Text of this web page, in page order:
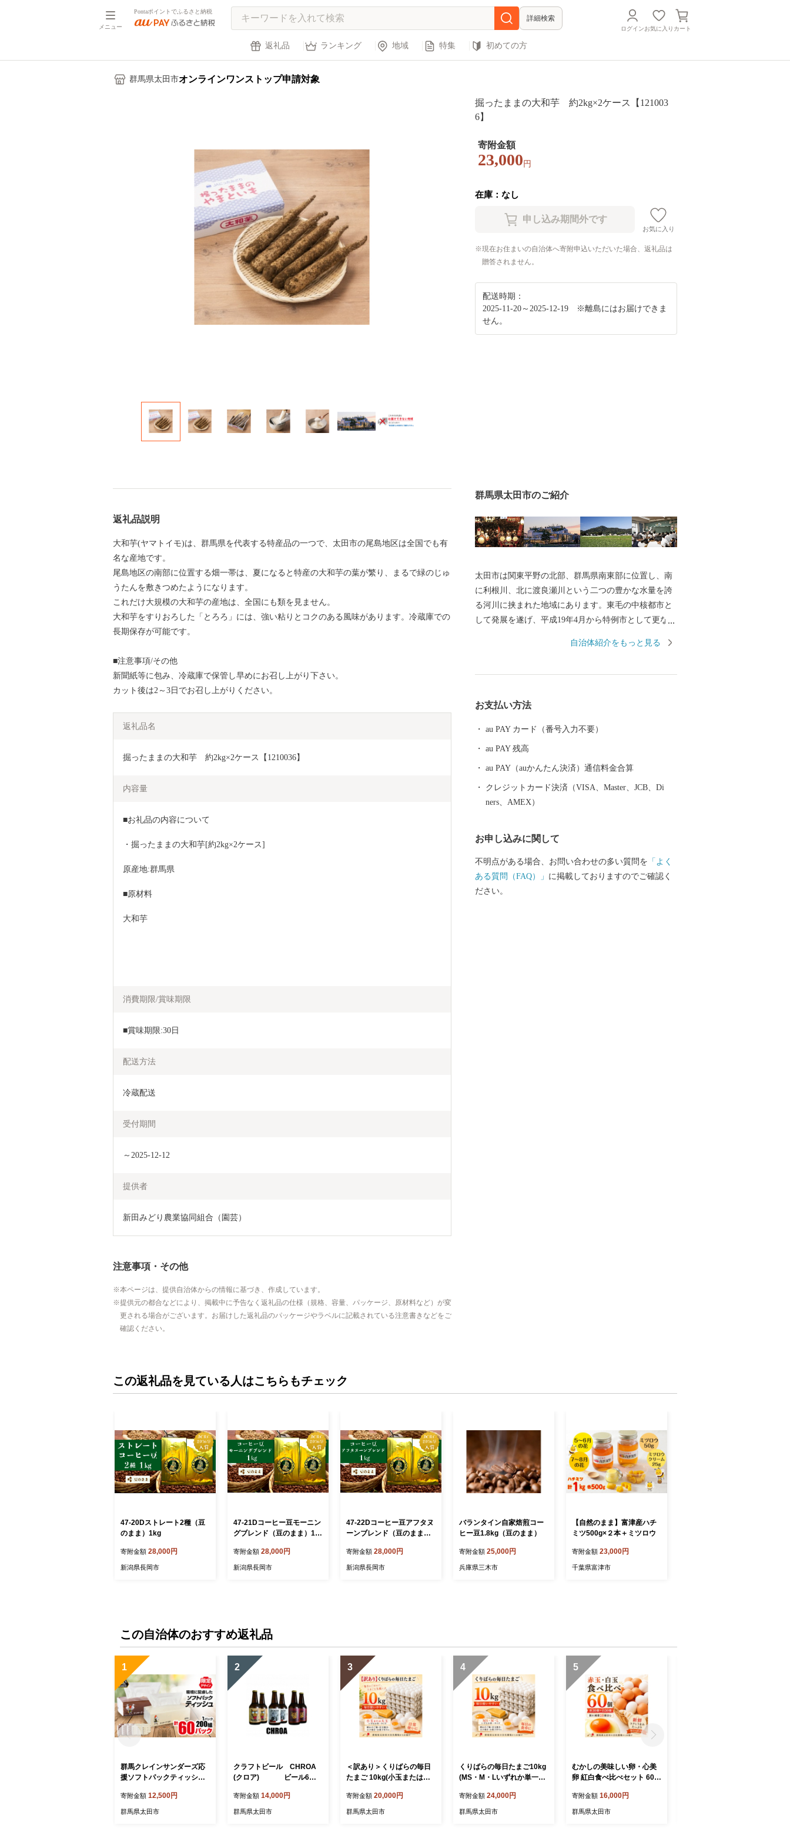
メニュー
Pontaポイントでふるさと納税
詳細検索
ログインお気に入り カート
返礼品 ランキング 地域 特集 初めての方
群馬県太田市オンラインワンストップ申請対象
掘ったままの大和芋 約2kg×2ケース【121003
6】
寄附金額
23,000 円
在庫：なし
お気に入り
現在お住まいの自治体へ寄附申込いただいた場合、返礼品は
贈答されません。
配送時期：
2025-11-20～2025-12-19 ※離島にはお届けできま
せん。
返礼品説明
大和芋(ヤマトイモ)は、群馬県を代表する特産品の一つで、太田市の尾島地区は全国でも有
名な産地です。
尾島地区の南部に位置する畑一帯は、夏になると特産の大和芋の葉が繁り、まるで緑のじゅ
うたんを敷きつめたようになります。
これだけ大規模の大和芋の産地は、全国にも類を見ません。
大和芋をすりおろした「とろろ」には、強い粘りとコクのある風味があります。冷蔵庫での
長期保存が可能です。
■注意事項/その他
新聞紙等に包み、冷蔵庫で保管し早めにお召し上がり下さい。
カット後は2～3日でお召し上がりください。
返礼品名
掘ったままの大和芋　約2kg×2ケース【1210036】
内容量
■お礼品の内容について
・掘ったままの大和芋[約2kg×2ケース]
原産地:群馬県
■原材料
大和芋
消費期限/賞味期限
■賞味期限:30日
配送方法
冷蔵配送
受付期間
～2025-12-12
提供者
新田みどり農業協同組合（園芸）
注意事項・その他
本ページは、提供自治体からの情報に基づき、作成しています。
提供元の都合などにより、掲載中に予告なく返礼品の仕様（規格、容量、パッケージ、原材料など）が変
更される場合がございます。お届けした返礼品のパッケージやラベルに記載されている注意書きなどをご
確認ください。
群馬県太田市のご紹介
太田市は関東平野の北部、群馬県南東部に位置し、南
に利根川、北に渡良瀬川という二つの豊かな水量を誇
る河川に挟まれた地域にあります。東毛の中核都市と
して発展を遂げ、平成19年4月から特例市として更なる
自治体紹介をもっと見る
お支払い方法
au PAY カード（番号入力不要）
au PAY 残高
au PAY（auかんたん決済）通信料金合算
クレジットカード決済（VISA、Master、JCB、Di
ners、AMEX）
お申し込みに関して
不明点がある場合、お問い合わせの多い質問を 「よく
ある質問（FAQ）」 に掲載しておりますのでご確認く
ださい。
この返礼品を見ている人はこちらもチェック
47-20Dストレート2種（豆
のまま）1kg
寄附金額 28,000円
新潟県長岡市
47-21Dコーヒー豆モーニン
グブレンド（豆のまま）1k
寄附金額 28,000円
新潟県長岡市
47-22Dコーヒー豆アフタヌ
ーンブレンド（豆のまま）1
寄附金額 28,000円
新潟県長岡市
バランタイン自家焙煎コー
ヒー豆1.8kg（豆のまま）
寄附金額 25,000円
兵庫県三木市
【自然のまま】富津産ハチ
ミツ500g×２本＋ミツロウ
寄附金額 23,000円
千葉県富津市
この自治体のおすすめ返礼品
1
群馬クレインサンダーズ応
援ソフトパックティッシュ
ィッシュ ペーパー まとめ買
い 消耗品 日用品 群馬県 太
寄附金額 12,500円
群馬県太田市
2
クラフトビール CHROA
(クロア) ビール6本
158】
寄附金額 14,000円
群馬県太田市
3
＜訳あり＞くりばらの毎日
たまご 10kg(小玉または大
寄附金額 20,000円
群馬県太田市
4
くりばらの毎日たまご10kg
(MS・M・Lいずれか単一サ
寄附金額 24,000円
群馬県太田市
5
むかしの美味しい卵・心美
卵 紅白食べ比べセット 60個
寄附金額 16,000円
群馬県太田市